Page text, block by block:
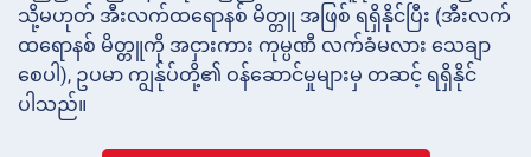
သို့မဟုတ် အီးလက်ထရောနစ် မိတ္တူ အဖြစ် ရရှိနိုင်ပြီး (အီးလက်
ထရောနစ် မိတ္တူကို အငှားကား ကုမ္ပဏီ လက်ခံမလား သေချာ
စေပါ), ဥပမာ ကျွန်ုပ်တို့၏ ဝန်ဆောင်မှုများမှ တဆင့် ရရှိနိုင်
ပါသည်။